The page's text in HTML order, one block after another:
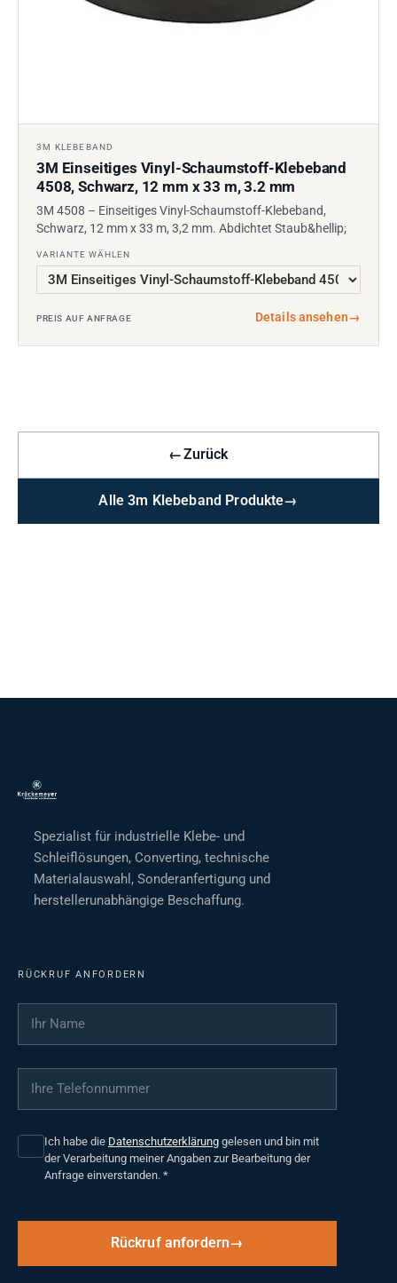
3M KLEBEBAND
3M Einseitiges Vinyl-Schaumstoff-Klebeband
4508, Schwarz, 12 mm x 33 m, 3.2 mm
3M 4508 – Einseitiges Vinyl-Schaumstoff-Klebeband,
Schwarz, 12 mm x 33 m, 3,2 mm. Abdichtet Staub&hellip;
VARIANTE WÄHLEN
PREIS AUF ANFRAGE Details ansehen→
←Zurück
Alle 3m Klebeband Produkte→
Spezialist für industrielle Klebe- und
Schleiflösungen, Converting, technische
Materialauswahl, Sonderanfertigung und
herstellerunabhängige Beschaffung.
RÜCKRUF ANFORDERN
Ihr Name
Ihre Telefonnummer
Ich habe die Datenschutzerklärung gelesen und bin mit
der Verarbeitung meiner Angaben zur Bearbeitung der
Anfrage einverstanden. *
Rückruf anfordern